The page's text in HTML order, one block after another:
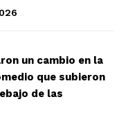
un cambio en la
que subieron
de las